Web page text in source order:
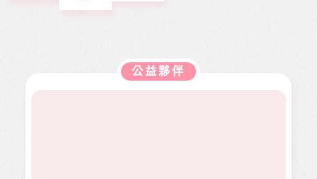
務工
作，如
靈、健
康、人
公益夥伴